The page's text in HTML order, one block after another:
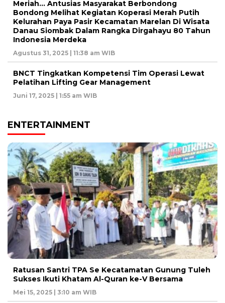
Meriah… Antusias Masyarakat Berbondong
Bondong Melihat Kegiatan Koperasi Merah Putih
Kelurahan Paya Pasir Kecamatan Marelan Di Wisata
Danau Siombak Dalam Rangka Dirgahayu 80 Tahun
Indonesia Merdeka
Agustus 31, 2025 | 11:38 am WIB
BNCT Tingkatkan Kompetensi Tim Operasi Lewat
Pelatihan Lifting Gear Management
Juni 17, 2025 | 1:55 am WIB
ENTERTAINMENT
Ratusan Santri TPA Se Kecatamatan Gunung Tuleh
Sukses Ikuti Khatam Al-Quran ke-V Bersama
Mei 15, 2025 | 3:10 am WIB